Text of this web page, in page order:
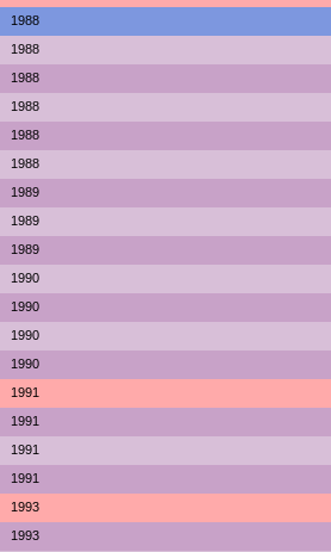
1988
1988
1988
1988
1988
1988
1989
1989
1989
1990
1990
1990
1990
1991
1991
1991
1991
1993
1993